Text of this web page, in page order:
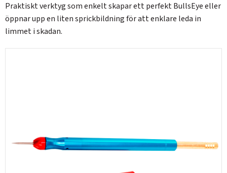
Praktiskt verktyg som enkelt skapar ett perfekt BullsEye eller
öppnar upp en liten sprickbildning för att enklare leda in
limmet i skadan.